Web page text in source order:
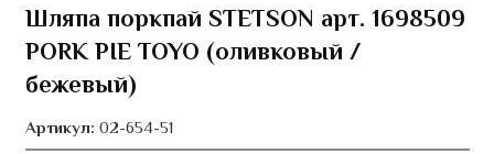
Шляпа поркпай STETSON арт. 1698509
PORK PIE TOYO (оливковый /
бежевый)
Артикул: 02-654-51